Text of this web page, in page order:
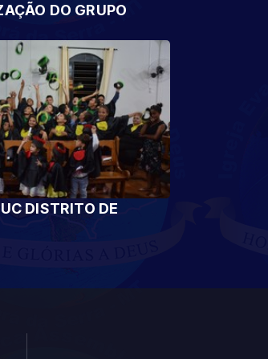
DO GRUPO
DISTRITO DE